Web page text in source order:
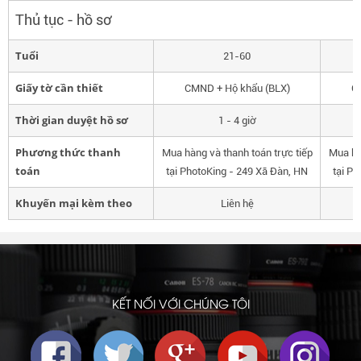
Thủ tục - hồ sơ
Tuổi 21-60
Giấy tờ cần thiết CMND + Hộ khẩu (BLX)
Thời gian duyệt hồ sơ 1 - 4 giờ
Phương thức thanh
toán
Mua hàng và thanh toán trực tiếp
tại PhotoKing - 249 Xã Đàn, HN
Mua
tại
Khuyến mại kèm theo Liên hệ
KẾT NỐI VỚI CHÚNG TÔI